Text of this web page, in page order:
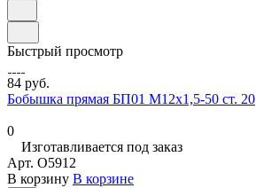
Быстрый просмотр
84 руб.
Бобышка прямая БП01 М12х1,5-50 ст. 20
0
Изготавливается под заказ
Арт. O5912
В корзину В корзине